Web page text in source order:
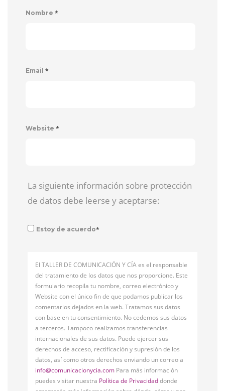
Nombre *
Email *
Website *
La siguiente información sobre protección
de datos debe leerse y aceptarse:
Estoy de acuerdo*
El TALLER DE COMUNICACIÓN Y CÍA es el responsable
del tratamiento de los datos que nos proporcione. Este
formulario recopila tu nombre, correo electrónico y
Website con el único fin de que podamos publicar los
comentarios dejados en la web. Tratamos sus datos
con base en tu consentimiento. No cedemos sus datos
a terceros. Tampoco realizamos transferencias
internacionales de sus datos. Puede ejercer sus
derechos de acceso, rectificación y supresión de los
datos, así como otros derechos enviando un correo a
info@comunicacionycia.com Para más información
puedes visitar nuestra Política de Privacidaddonde